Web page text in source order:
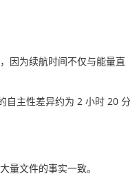
因为续航时间不仅与能量直
自主性差异约为 2 小时 20 分
量文件的事实一致。